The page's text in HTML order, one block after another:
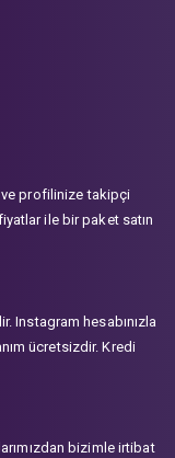
ve profilinize takipçi
ile bir paket satın
Instagram hesabınızla
ücretsizdir. Kredi
bizimle irtibat